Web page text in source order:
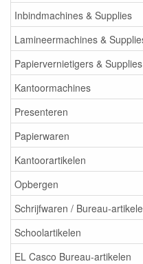
Inbindmachines & Supplies
Lamineermachines &
Papiervernietigers & Supplies
Kantoormachines
Presenteren
Papierwaren
Kantoorartikelen
Opbergen
Schrijfwaren / Bureau-
Schoolartikelen
EL Casco Bureau-artikelen